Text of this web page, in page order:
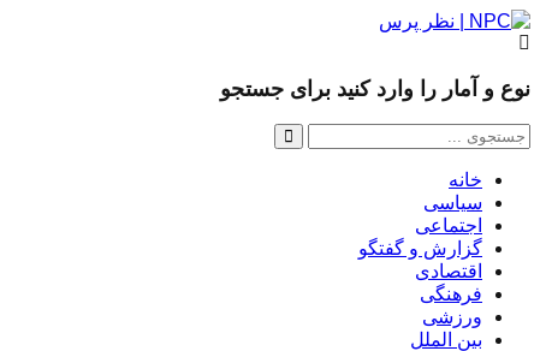
نوع و آمار را وارد کنید برای جستجو
خانه
سیاسی
اجتماعی
گزارش و گفتگو
اقتصادی
فرهنگی
ورزشی
بین الملل